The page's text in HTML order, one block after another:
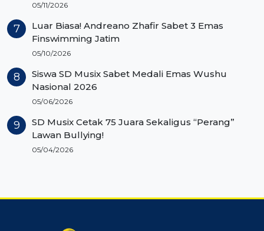
05/11/2026
Luar Biasa! Andreano Zhafir Sabet 3 Emas
Finswimming Jatim
05/10/2026
Siswa SD Musix Sabet Medali Emas Wushu
Nasional 2026
05/06/2026
SD Musix Cetak 75 Juara Sekaligus “Perang”
Lawan Bullying!
05/04/2026